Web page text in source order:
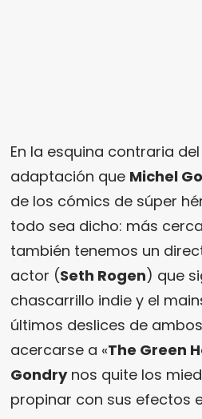
En la esquina contraria
adaptación que Michel
de los cómics de súper
todo sea dicho: más
también tenemos un
actor (Seth Rogen) que
chascarrillo indie y el
últimos deslices de
acercarse a «The Green
Gondrynos quite los
propinar con sus efectos